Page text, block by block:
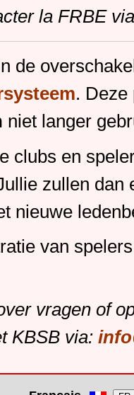
la FRBE
de
. Deze
niet langer
clubs en
zullen dan
nieuwe
van
vragen of
KBSB via: